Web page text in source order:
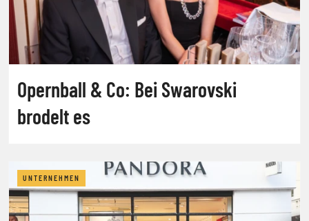
Opernball & Co: Bei Swarovski
brodelt es
UNTERNEHMEN